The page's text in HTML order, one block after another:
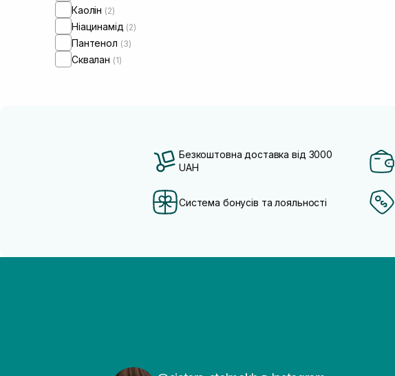
Каолін (2)
Ніацинамід (2)
Пантенол (3)
Сквалан (1)
Безкоштовна доставка від 3000
UAH
Система бонусів та лояльності